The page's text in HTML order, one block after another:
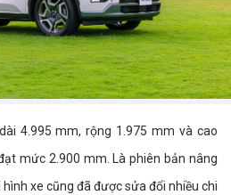
4.995 mm, rộng 1.975 mm và cao
mức 2.900 mm. Là phiên bản nâng
xe cũng đã được sửa đổi nhiều chi